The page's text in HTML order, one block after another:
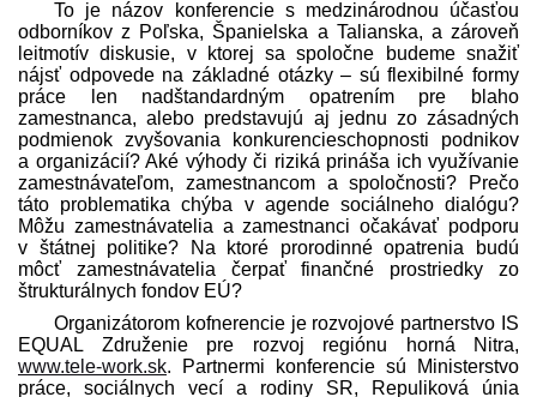
To je názov konferencie s medzinárodnou účasťou
odborníkov z Poľska, Španielska a Talianska, a zároveň
leitmotív diskusie, v ktorej sa spoločne budeme snažiť
nájsť odpovede na základné otázky – sú flexibilné formy
práce len nadštandardným opatrením pre blaho
zamestnanca, alebo pred­stavujú aj jednu zo zásadných
podmienok zvyšovania konkurencieschopnosti podnikov
a organizácií? Aké výhody či riziká prináša ich využívanie
zamest­návateľom, zamestnancom a spoločnosti? Prečo
táto problematika chýba v agende sociálneho dialógu?
Môžu zamest­návatelia a zamestnanci očakávať podporu
v štátnej politike? Na ktoré prorodinné opatrenia budú
môcť zamest­návatelia čerpať finančné prostriedky zo
štrukturálnych fondov EÚ?
Organizátorom kofnerencie je rozvojové partnerstvo IS
EQUAL Združenie pre rozvoj regiónu horná Nitra,
www.tele-work.sk. Partnermi konferencie sú Ministerstvo
práce, sociálnych vecí a rodiny SR, Repuliková únia